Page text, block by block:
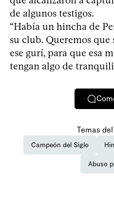
de algunos testigos.
“Había un hincha de
su club. Queremos que
ese gurí, para que esa
tengan algo de
Temas
Campeón del Siglo
Abuso